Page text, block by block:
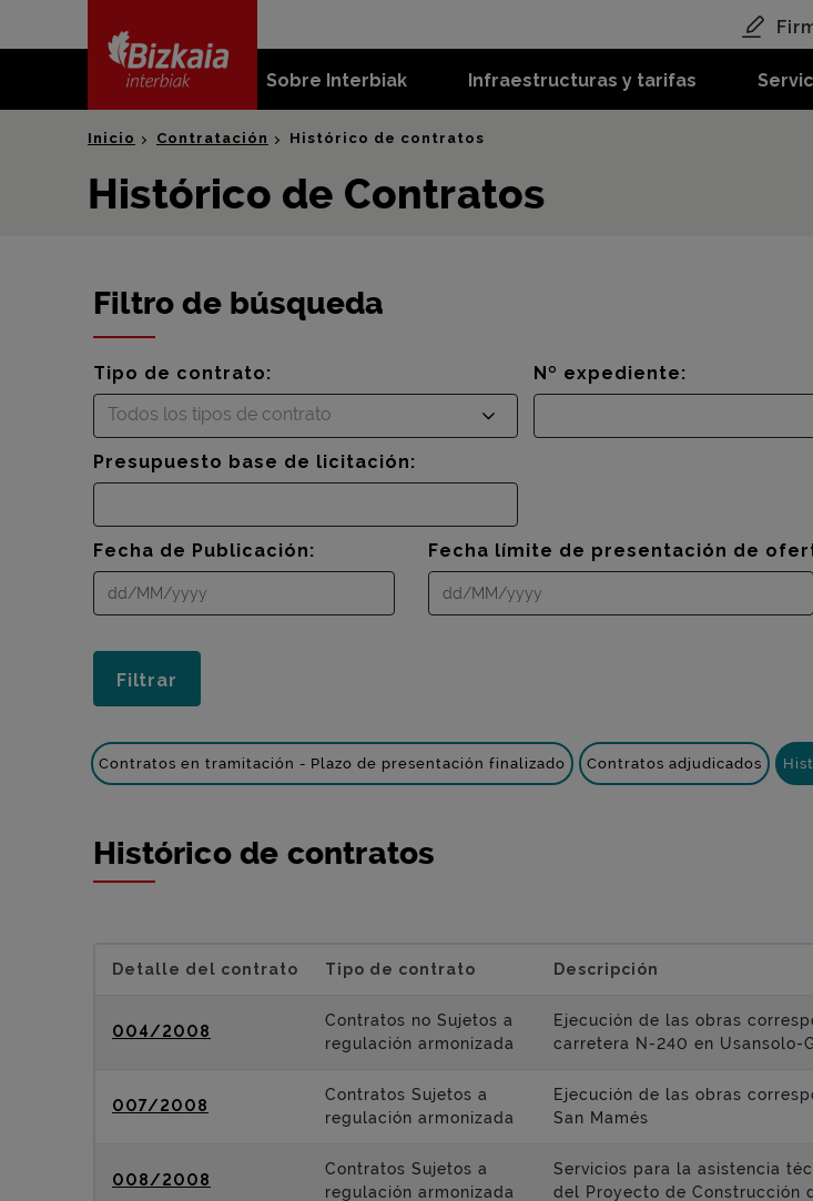
content
Sobre Interbiak Infraestructuras y tarifas
Inicio Contratación Histórico de contratos
Histórico de Contratos
Filtro de búsqueda
Tipo de contrato:
Todos los tipos de contrato
Nº expediente:
Presupuesto base de licitación:
Fecha de Publicación: Fecha límite de presentación de
Contratos en tramitación - Plazo de presentación finalizado Contratos adjudicados
Histórico de contratos
Detalle del contrato Tipo de contrato Descripción
004/2008
Contratos no Sujetos a
regulación armonizada
Ejecución de las obras
carretera N-240 en Usansolo-
007/2008
Contratos Sujetos a
regulación armonizada
Ejecución de las obras
San Mamés
008/2008
Contratos Sujetos a
regulación armonizada
Servicios para la asistencia
del Proyecto de Construcción